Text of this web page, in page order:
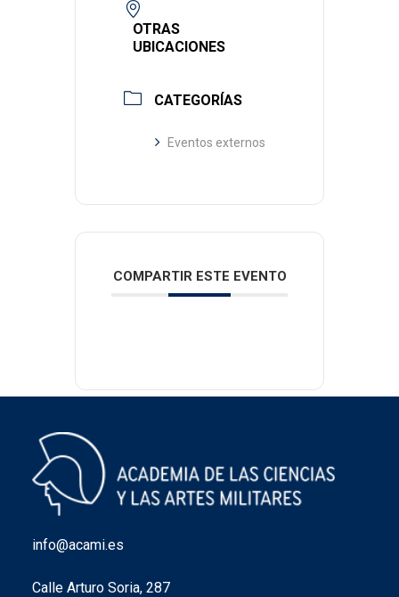
OTRAS
UBICACIONES
CATEGORÍAS
Eventos externos
COMPARTIR ESTE EVENTO
info@acami.es
Calle Arturo Soria, 287